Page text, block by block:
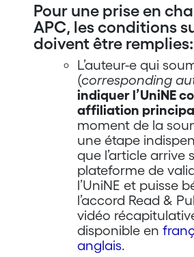
Pour une prise en
APC, les conditions
doivent être remplies:
L’auteur-e qui
(corresponding
indiquer l’UniNE
affiliation
moment de la
une étape
que l’article arrive
plateforme de
l’UniNE et puisse
l’accord Read &
vidéo
disponible en
anglais.